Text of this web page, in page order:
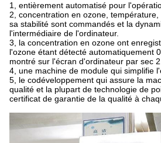
1, entièrement automatisé pour
2, concentration en ozone,
sa stabilité sont commandés et la
l'intermédiaire de l'ordinateur.
3, la concentration en ozone ont
l'ozone étant détecté automatiquement
montré sur l'écran d'ordinateur par sec 2.
4, une machine de module qui simplifie
5, le codéveloppement qui assure la
qualité et la plupart de technologie de
certificat de garantie de la qualité à